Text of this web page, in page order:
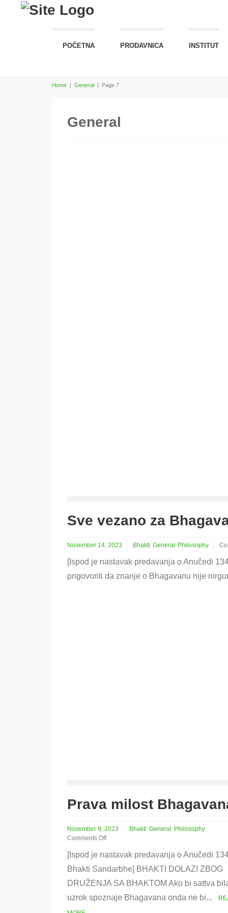
POČETNA PRODAVNICA INSTITUT
Home | General | Page 7
General
Sve vezano za
November 14, 2023 Bhakti General Philosophy
za
[Ispod je nastavak predavanja o Anučedi
prigovoriti da znanje o Bhagavanu nije
Prava milost
November 9, 2023 Bhakti General
Philosophy
Comments Off
Prava
milost
[Ispod je nastavak predavanja o Anučedi
Bhakti Sandarbhe] BHAKTI DOLAZI ZBOG
DRUŽENJA SA BHAKTOM Ako bi sattva
uzrok spoznaje Bhagavana onda ne bi...